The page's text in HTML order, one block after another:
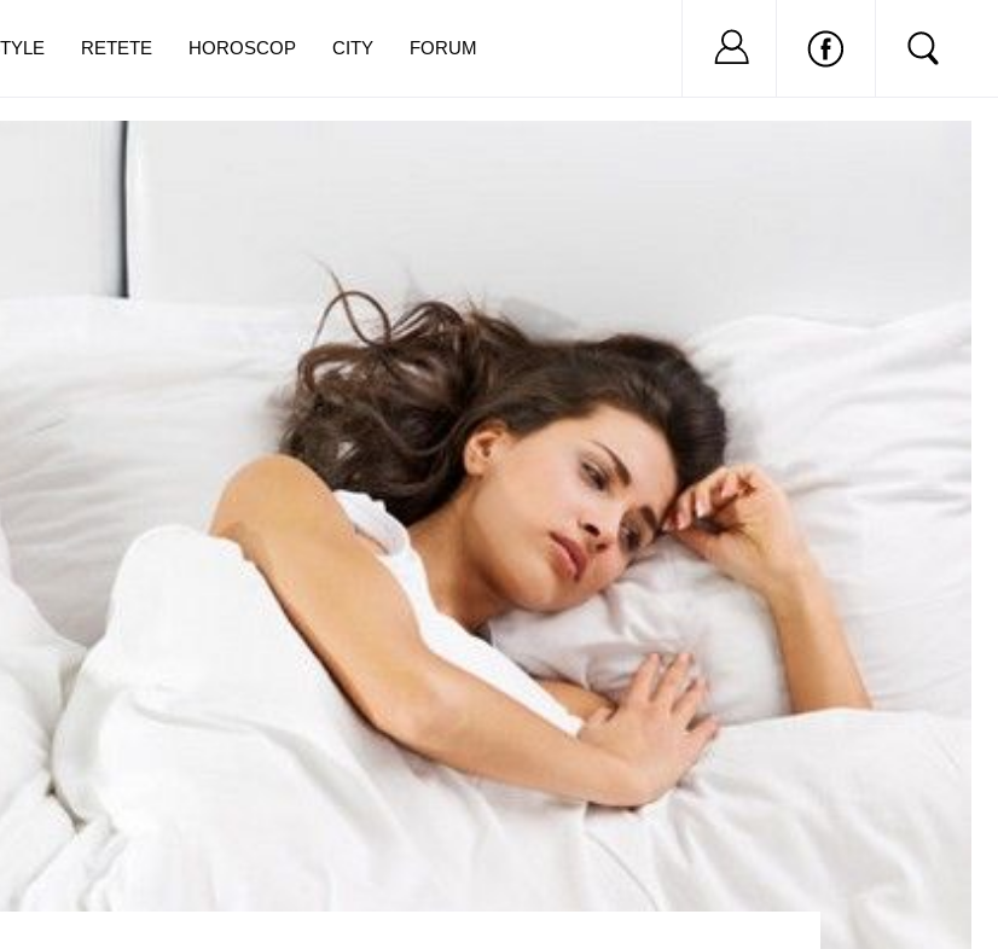
RETETE HOROSCOP CITY FORUM Nu ai cont?
pe măsură ce înaintezi în vârstă